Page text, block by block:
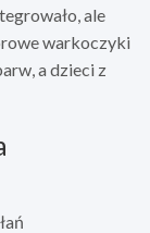
ale
warkoczyki
a dzieci z